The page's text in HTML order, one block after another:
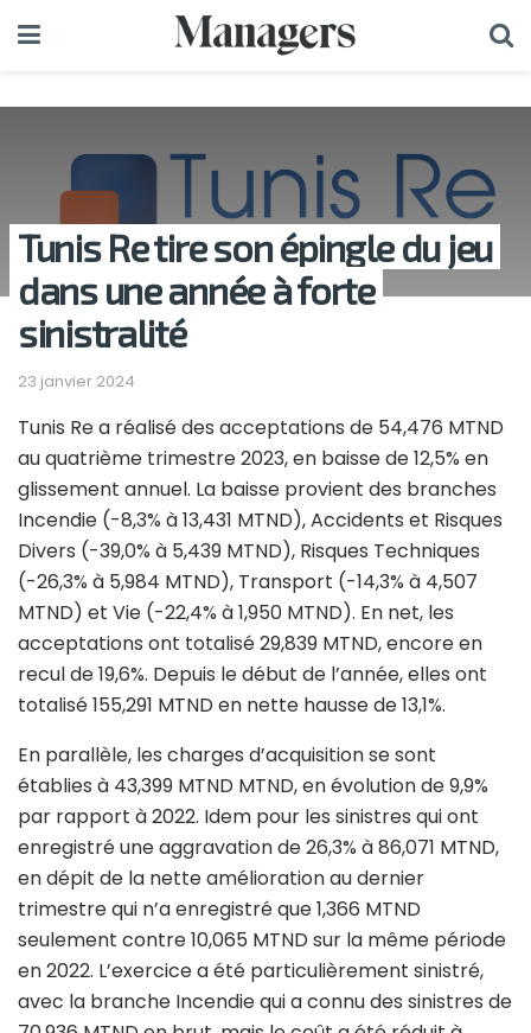
Tunis Re tire son épingle du jeu
dans une année à forte
sinistralité
23 janvier 2024
Tunis Re a réalisé des acceptations de 54,476 MTND
au quatrième trimestre 2023, en baisse de 12,5% en
glissement annuel. La baisse provient des branches
Incendie (-8,3% à 13,431 MTND), Accidents et Risques
Divers (-39,0% à 5,439 MTND), Risques Techniques
(-26,3% à 5,984 MTND), Transport (-14,3% à 4,507
MTND) et Vie (-22,4% à 1,950 MTND). En net, les
acceptations ont totalisé 29,839 MTND, encore en
recul de 19,6%. Depuis le début de l’année, elles ont
totalisé 155,291 MTND en nette hausse de 13,1%.
En parallèle, les charges d’acquisition se sont
établies à 43,399 MTND MTND, en évolution de 9,9%
par rapport à 2022. Idem pour les sinistres qui ont
enregistré une aggravation de 26,3% à 86,071 MTND,
en dépit de la nette amélioration au dernier
trimestre qui n’a enregistré que 1,366 MTND
seulement contre 10,065 MTND sur la même période
en 2022. L’exercice a été particulièrement sinistré,
avec la branche Incendie qui a connu des sinistres de